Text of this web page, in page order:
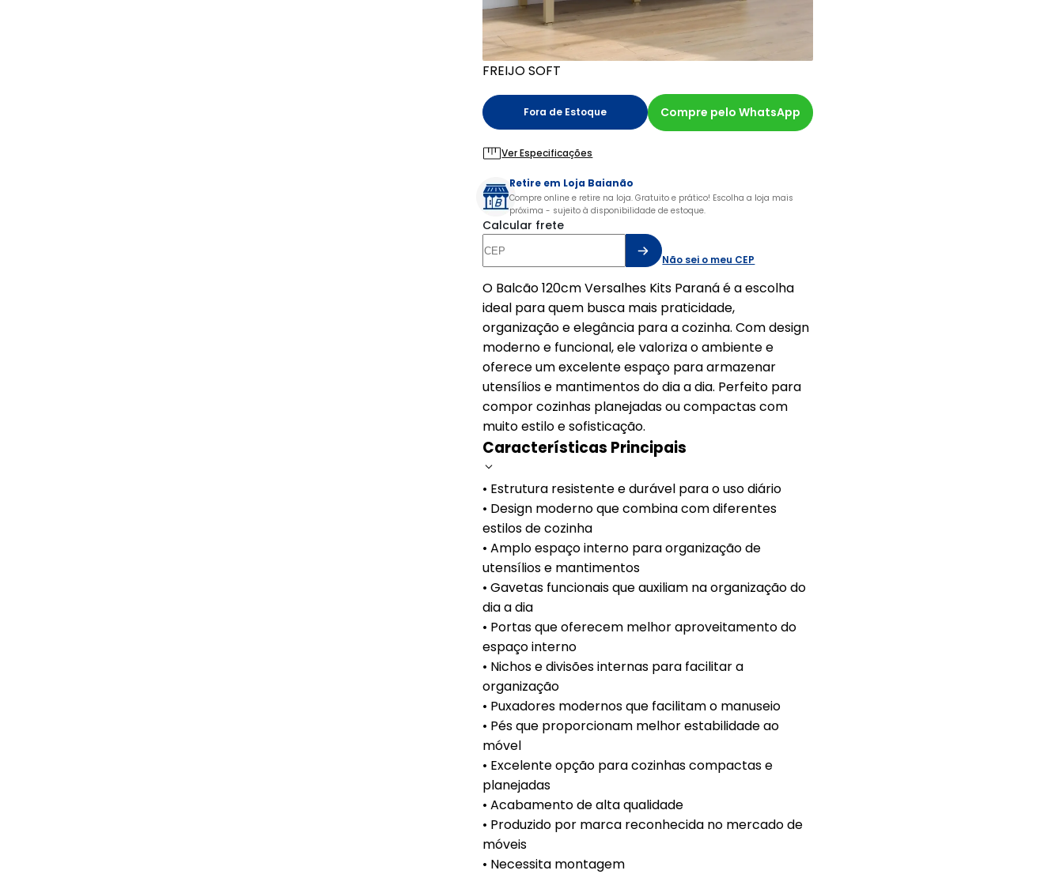
FREIJO SOFT
Fora de Estoque Compre pelo WhatsApp
Ver Especificações
Retire em Loja Baianão
Compre online e retire na loja. Gratuito e prático! Escolha a loja mais
próxima - sujeito à disponibilidade de estoque.
Calcular frete
Não sei o meu CEP
O Balcão 120cm Versalhes Kits Paraná é a escolha
ideal para quem busca mais praticidade,
organização e elegância para a cozinha. Com design
moderno e funcional, ele valoriza o ambiente e
oferece um excelente espaço para armazenar
utensílios e mantimentos do dia a dia. Perfeito para
compor cozinhas planejadas ou compactas com
muito estilo e sofisticação.
Características Principais
• Estrutura resistente e durável para o uso diário
• Design moderno que combina com diferentes
estilos de cozinha
• Amplo espaço interno para organização de
utensílios e mantimentos
• Gavetas funcionais que auxiliam na organização do
dia a dia
• Portas que oferecem melhor aproveitamento do
espaço interno
• Nichos e divisões internas para facilitar a
organização
• Puxadores modernos que facilitam o manuseio
• Pés que proporcionam melhor estabilidade ao
móvel
• Excelente opção para cozinhas compactas e
planejadas
• Acabamento de alta qualidade
• Produzido por marca reconhecida no mercado de
móveis
• Necessita montagem